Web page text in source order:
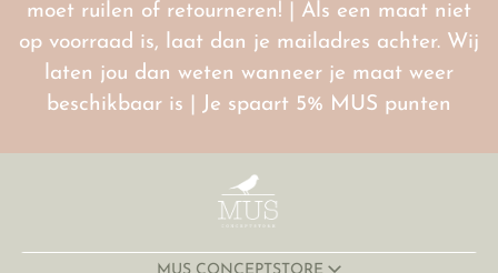
moet ruilen of retourneren! | Als een maat niet
op voorraad is, laat dan je mailadres achter. Wij
laten jou dan weten wanneer je maat weer
beschikbaar is | Je spaart 5% MUS punten